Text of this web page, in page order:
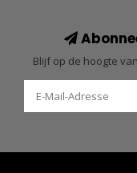
Blijf op de hoogte